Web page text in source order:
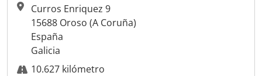
Curros Enriquez 9
15688 Oroso (A Coruña)
España
Galicia
10.627 kilómetro